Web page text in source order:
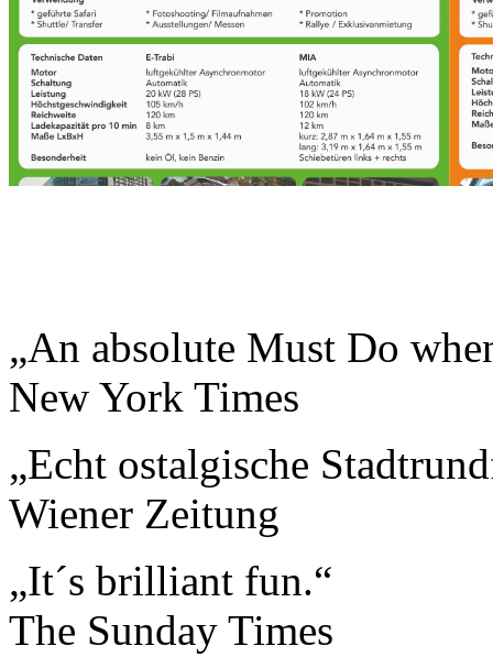
„An absolute Must Do
New York Times
„Echt ostalgische
Wiener Zeitung
„It´s brilliant fun.“
The Sunday Times